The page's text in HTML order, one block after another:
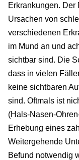
Erkrankungen. Der
Ursachen von
verschiedenen
im Mund an und
sichtbar sind. Die
dass in vielen
keine sichtbaren
sind. Oftmals ist
(Hals-Nasen-
Erhebung eines
Weitergehende
Befund notwendig